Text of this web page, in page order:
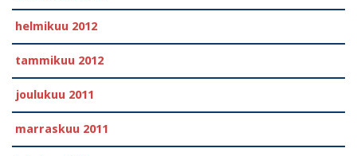
helmikuu 2012
tammikuu 2012
joulukuu 2011
marraskuu 2011